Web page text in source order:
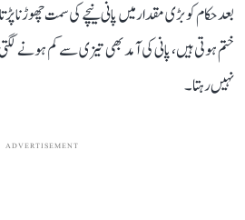
بعد حکام کو بڑی مقدار میں پانی نیچے کی سمت چھوڑنا
ختم ہوتی ہیں، پانی کی آمد بھی تیزی سے کم ہونے
نہیں رہتا۔
ADVERTISEMENT